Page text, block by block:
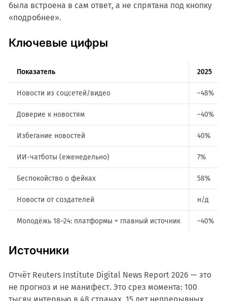
была встроена в сам ответ, а не спрятана под кнопку
«подробнее».
Ключевые цифры
Показатель 2025
Новости из соцсетей/видео ~48%
Доверие к новостям ~40%
Избегание новостей 40%
ИИ-чатботы (еженедельно) 7%
Беспокойство о фейках 58%
Новости от создателей н/д
Молодёжь 18–24: платформы = главный источник ~40%
Источники
Отчёт Reuters Institute Digital News Report 2026 — это
не прогноз и не манифест. Это срез момента: 100